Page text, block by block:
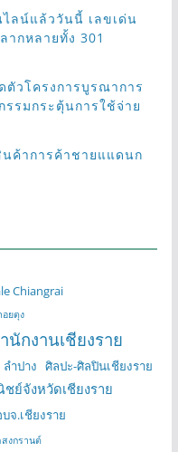
ลน์แล้ววันนี้ เลขเด่น
ากหลายทั้ง 301
ตัวโครงการบูรณาการ
รมกระตุ้นการใช้จ่าย
ค้าการค้าชายแแดนก
Chiangrai
อยตุง
นักงานเชียงราย
ลำปาง ศิลปะ-ศิลปินเชียงราย
ย์จังหวัดเชียงราย
บจ.เชียงราย
งกรานต์